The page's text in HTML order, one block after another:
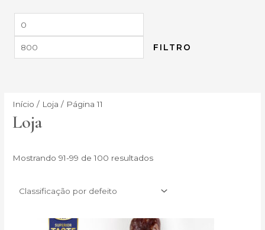
FILTRO
Início / Loja / Página 11
Loja
Mostrando 91-99 de 100 resultados